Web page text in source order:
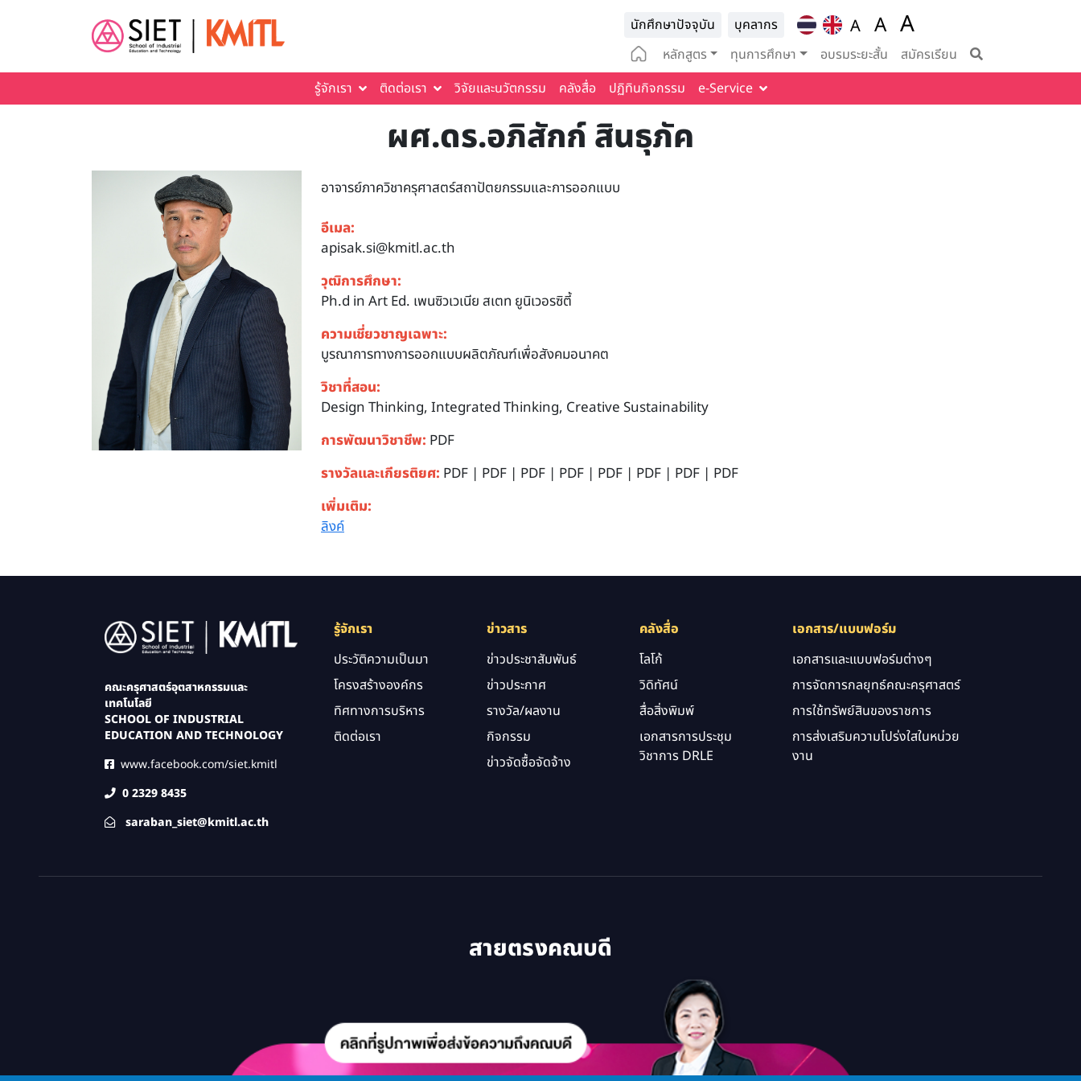
Infomation for
นักศึกษาปัจจุบัน บุคลากร
A
Set font size to 100%
A
Set font size to 125%
A
Set font size to
Main navigation
หลักสูตร ทุนการศึกษา อบรมระยะสั้น
สมัครเรียน
รู้จักเรา
ติดต่อเรา วิจัยและนวัตกรรม คลังสื่อ ปฏิทินกิจกรรม e-Service
ผศ.ดร.อภิสักก์ สินธุภัค
อาจารย์ภาควิชาครุศาสตร์สถาปัตยกรรมและการออกแบบ
อีเมล:
apisak.si@kmitl.ac.th
วุฒิการศึกษา:
Ph.d in Art Ed. เพนซิวเวเนีย สเตท ยูนิเวอรซิตี้
ความเชี่ยวชาญเฉพาะ:
บูรณาการทางการออกแบบผลิตภัณฑ์เพื่อสังคมอนาคต
วิชาที่สอน:
Design Thinking, Integrated Thinking, Creative Sustainability
การพัฒนาวิชาชีพ: PDF
รางวัลและเกียรติยศ: PDF | PDF | PDF | PDF | PDF | PDF | PDF | PDF
เพิ่มเติม:
ลิงค์
Image
คณะครุศาสตร์อุตสาหกรรมและ
เทคโนโลยี
SCHOOL OF INDUSTRIAL
EDUCATION AND TECHNOLOGY
www.facebook.com/siet.kmitl
0 2329 8435
saraban_siet@kmitl.ac.th
รู้จักเรา
ประวัติความเป็นมา
โครงสร้างองค์กร
ทิศทางการบริหาร
ติดต่อเรา
ข่าวสาร
ข่าวประชาสัมพันธ์
ข่าวประกาศ
รางวัล/ผลงาน
กิจกรรม
ข่าวจัดซื้อจัดจ้าง
คลังสื่อ
โลโก้
วิดิทัศน์
สื่อสิ่งพิมพ์
เอกสารการประชุม
วิชาการ DRLE
เอกสาร/แบบฟอร์ม
เอกสารและแบบฟอร์มต่างๆ
การจัดการกลยุทธ์คณะครุศาสตร์
การใช้ทรัพย์สินของราชการ
การส่งเสริมความโปร่งใสในหน่วย
งาน
สายตรงคณบดี